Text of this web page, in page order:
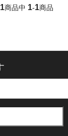
1商品中 1-1商品